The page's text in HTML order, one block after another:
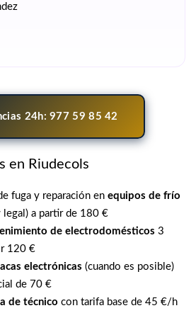
24h: 977 59 85 42
en Riudecols
fuga y reparación en equipos de frío
legal) a partir de 180 €
de electrodomésticos 3
120 €
electrónicas (cuando es posible)
de 70 €
de técnico con tarifa base de 45 €/h